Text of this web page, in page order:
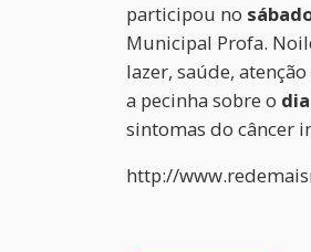
participou no
Municipal Profa.
lazer, saúde,
a pecinha sobre o
sintomas do câncer
http://